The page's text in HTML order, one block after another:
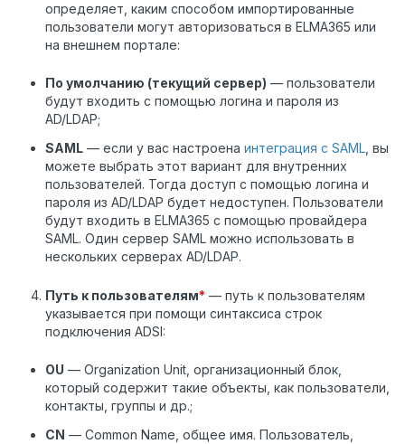
определяет, каким способом импортированные
пользователи могут авторизоваться в ELMA365 или
на внешнем портале:
По умолчанию (текущий сервер) — пользователи
будут входить с помощью логина и пароля из
AD/LDAP;
SAML — если у вас настроена интеграция с SAML , вы
можете выбрать этот вариант для внутренних
пользователей. Тогда доступ с помощью логина и
пароля из AD/LDAP будет недоступен. Пользователи
будут входить в ELMA365 с помощью провайдера
SAML. Один сервер SAML можно использовать в
нескольких серверах AD/LDAP.
Путь к пользователям* — путь к пользователям
указывается при помощи синтаксиса строк
подключения ADSI:
OU — Organization Unit, организационный блок,
который содержит такие объекты, как пользователи,
контакты, группы и др.;
CN — Common Name, общее имя. Пользователь,